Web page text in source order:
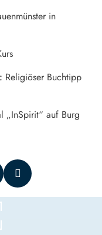
in
Religiöser Buchtipp
„InSpirit“ auf Burg